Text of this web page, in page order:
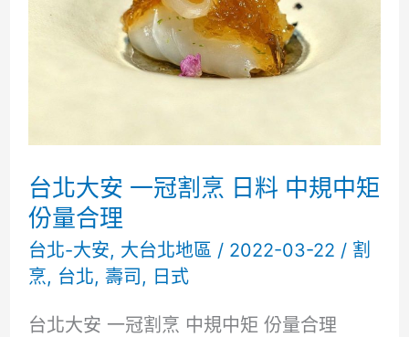
骨
耳
目
一
新
酸
台北大安 一冠割烹 日料 中規中矩
份量合理
台北-大安, 大台北地區 / 2022-03-22 / 割
烹, 台北, 壽司 , 日式
台北大安 一冠割烹 中規中矩 份量合理